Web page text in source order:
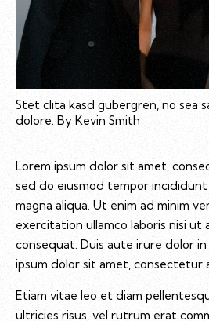
Stet clita kasd gubergren, no sea
dolore. By Kevin Smith
Lorem ipsum dolor sit amet,
sed do eiusmod tempor
magna aliqua. Ut enim ad minim
exercitation ullamco laboris nisi ut
consequat. Duis aute irure dolor
ipsum dolor sit amet, consectetur
Etiam vitae leo et diam
ultricies risus, vel rutrum erat